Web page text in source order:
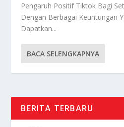
Pengaruh Positif Tiktok Bagi
Dengan Berbagai Keuntungan
Dapatkan...
BACA SELENGKAPNYA
BERITA TERBARU